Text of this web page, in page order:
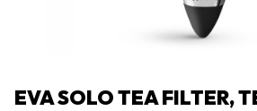
EVA SOLO TEA FILTER,